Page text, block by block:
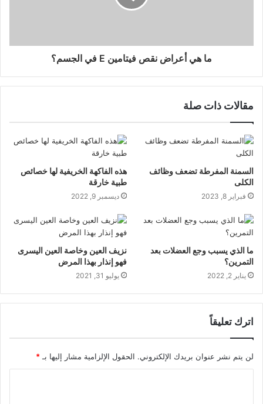
ما هي أعراض نقص فيتامين E في الجسم؟
مقالات ذات صلة
السمنة المفرطة تضعف وظائف
الكلى
فبراير 8, 2023
هذه الفاكهة الخريفية لها خصائص
طبية خارقة
ديسمبر 9, 2022
ما الذي يسبب وجع العضلات بعد
التمرين؟
يناير 2, 2022
نزيف العين وخاصة العين اليسرى
فهو إنذار بهذا المرض
يوليو 31, 2021
اترك تعليقاً
لن يتم نشر عنوان بريدك الإلكتروني. الحقول الإلزامية مشار إليها بـ *